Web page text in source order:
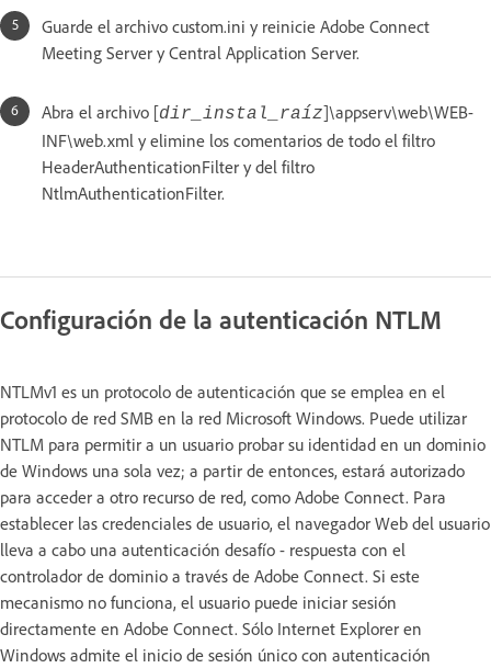
Guarde el archivo custom.ini y reinicie Adobe Connect
Meeting Server y Central Application Server.
Abra el archivo [dir_instal_raíz]\appserv\web\WEB-
INF\web.xml y elimine los comentarios de todo el filtro
HeaderAuthenticationFilter y del filtro
NtlmAuthenticationFilter.
Configuración de la autenticación NTLM
NTLMv1 es un protocolo de autenticación que se emplea en el
protocolo de red SMB en la red Microsoft Windows. Puede utilizar
NTLM para permitir a un usuario probar su identidad en un dominio
de Windows una sola vez; a partir de entonces, estará autorizado
para acceder a otro recurso de red, como Adobe Connect. Para
establecer las credenciales de usuario, el navegador Web del usuario
lleva a cabo una autenticación desafío - respuesta con el
controlador de dominio a través de Adobe Connect. Si este
mecanismo no funciona, el usuario puede iniciar sesión
directamente en Adobe Connect. Sólo Internet Explorer en
Windows admite el inicio de sesión único con autenticación